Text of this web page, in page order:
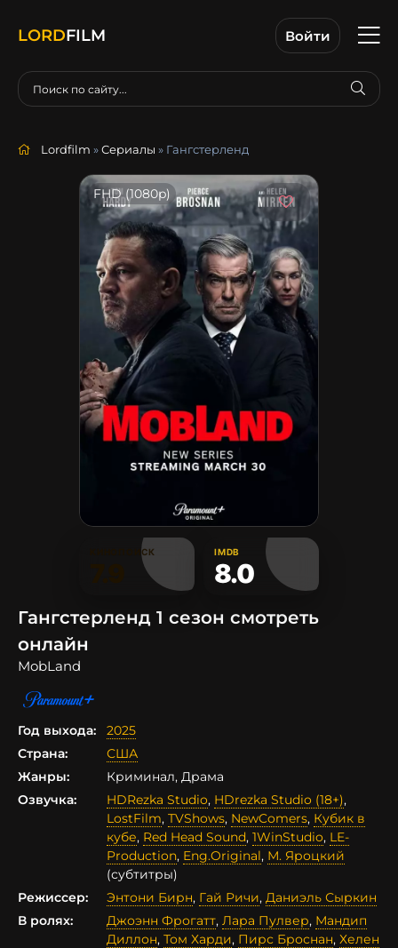
LORDFILM Войти
Lordfilm »Сериалы » Гангстерленд
FHD (1080p)
КИНОПОИСК IMDB
8.0
Гангстерленд 1 сезон смотреть
онлайн
MobLand
Год выхода:
2025
Страна:
США
Жанры:
Криминал, Драма
Озвучка:
HDRezka Studio, HDrezka Studio (18+),
LostFilm, TVShows, NewComers, Кубик в
кубе, Red Head Sound, 1WinStudio, LE-
Production, Eng.Original, М. Яроцкий
(субтитры)
Режиссер:
Энтони Бирн, Гай Ричи, Даниэль Сыркин
В ролях:
Джоэнн Фрогатт, Лара Пулвер, Мандип
Диллон, Том Харди, Пирс Броснан, Хелен